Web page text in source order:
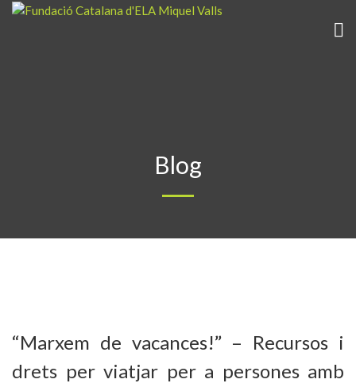
Blog
“Marxem de vacances!” – Recursos i
drets per viatjar per a persones amb